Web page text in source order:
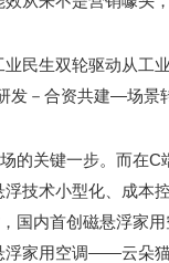
民生双轮驱动从工
发－合资共建—场景
的关键一步。而在
技术小型化、成本
国内首创磁悬浮家
浮家用空调——云朵